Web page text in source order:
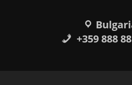
+359 888